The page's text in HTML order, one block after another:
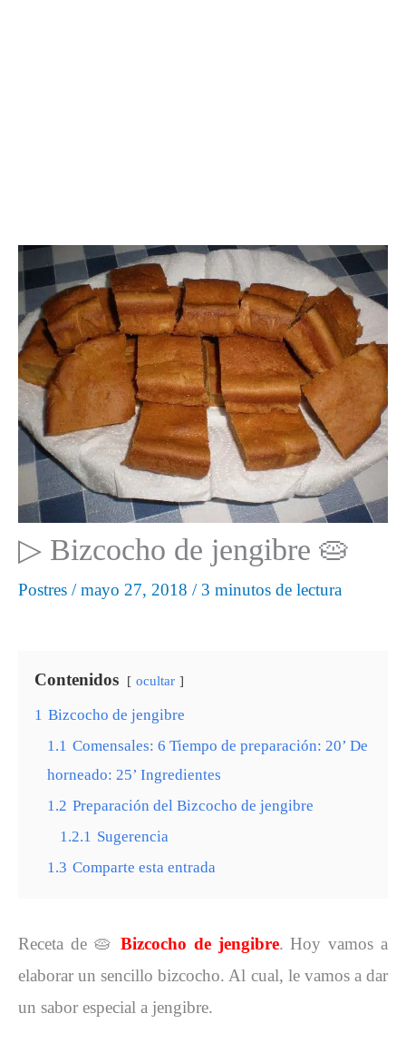
▷ Bizcocho de jengibre 🥧
Postres /mayo 27, 2018 / 3 minutos de lectura
Contenidos ocultar
1 Bizcocho de jengibre
1.1 Comensales: 6 Tiempo de preparación: 20’ De
horneado: 25’ Ingredientes
1.2 Preparación del Bizcocho de jengibre
1.2.1 Sugerencia
1.3 Comparte esta entrada
Receta de 🥧 Bizcocho de jengibre. Hoy vamos a
elaborar un sencillo bizcocho. Al cual, le vamos a dar
un sabor especial a jengibre.